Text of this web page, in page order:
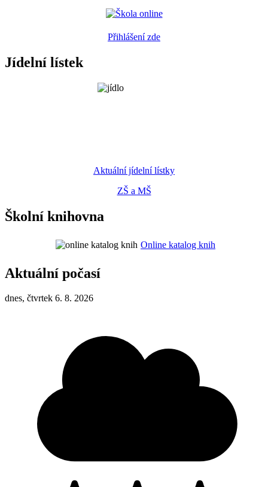
Přihlášení zde
Jídelní lístek
Aktuální jídelní lístky
ZŠ a MŠ
Školní knihovna
Online katalog knih
Aktuální počasí
dnes, čtvrtek 6. 8. 2026